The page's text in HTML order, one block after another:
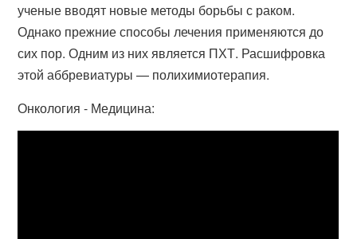
ученые вводят новые методы борьбы с раком.
Однако прежние способы лечения применяются до
сих пор. Одним из них является ПХТ. Расшифровка
этой аббревиатуры — полихимиотерапия.
Онкология - Медицина: